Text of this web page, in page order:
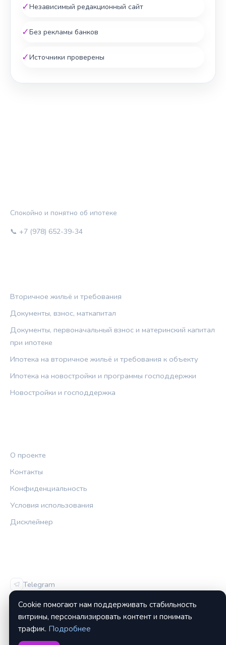
✓Независимый редакционный сайт
✓Без рекламы банков
✓Источники проверены
Спокойно и понятно об ипотеке
📞 +7 (978) 652-39-34
Вторичное жильё и требования
Документы, взнос, маткапитал
Документы, первоначальный взнос и материнский капитал
при ипотеке
Ипотека на вторичное жильё и требования к объекту
Ипотека на новостройки и программы господдержки
Новостройки и господдержка
О проекте
Контакты
Конфиденциальность
Условия использования
Дисклеймер
Telegram
Vk
Cookie помогают нам поддерживать стабильность
витрины, персонализировать контент и понимать
трафик. Подробнее